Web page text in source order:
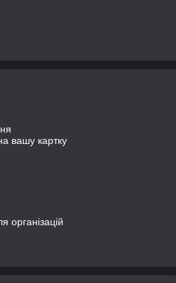
вашу картку
організацій